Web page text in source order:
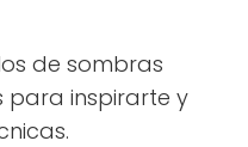
de sombras
para inspirarte y